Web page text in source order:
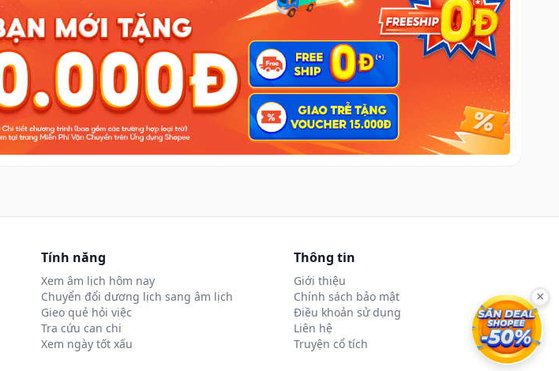
Tính năng
Xem âm lịch hôm nay
Chuyển đổi dương lịch sang âm lịch
Gieo quẻ hỏi việc
Tra cứu can chi
Xem ngày tốt xấu
Thông tin
Giới thiệu
Chính sách bảo mật
Điều khoản sử dụng
Liên hệ
Truyện cổ tích
×